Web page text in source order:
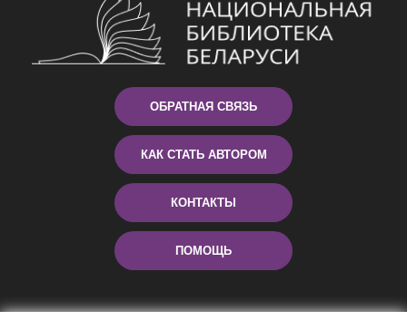
ОБРАТНАЯ СВЯЗЬ
КАК СТАТЬ АВТОРОМ
КОНТАКТЫ
ПОМОЩЬ